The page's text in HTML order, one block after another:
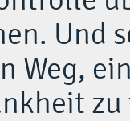
Und
Weg,